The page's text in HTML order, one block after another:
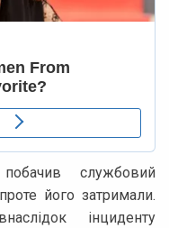
службовий
його затримали.
інциденту